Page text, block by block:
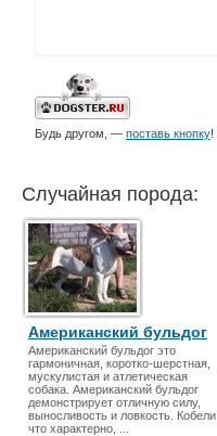
Будь другом, — поставь кнопку!
Случайная порода:
Американский бульдог
Американский бульдог это
гармоничная, коротко-шерстная,
мускулистая и атлетическая
собака. Американский бульдог
демонстрирует отличную силу,
выносливость и ловкость. Кобели,
что характерно, ...